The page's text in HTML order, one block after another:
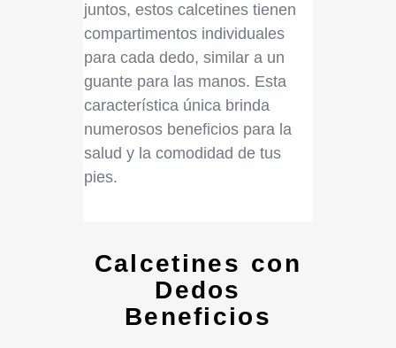
juntos, estos calcetines tienen
compartimentos individuales
para cada dedo, similar a un
guante para las manos. Esta
característica única brinda
numerosos beneficios para la
salud y la comodidad de tus
pies.
Calcetines con
Dedos
Beneficios